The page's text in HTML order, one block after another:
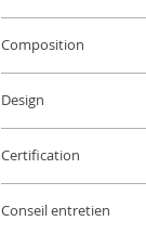
*Taille de S à 2XL
*Coupe unisexe et
* Manches ajustées
manches et du bas
* Encolure en
Composition
* 100 % coton
* Poids du tissu :
* Traçabilité:*
* Contient 0 % de
Design
*Impression DTG
* Impression
*Etiquette intérieure
Certification
* Le tissu de ce
Conseil entretien